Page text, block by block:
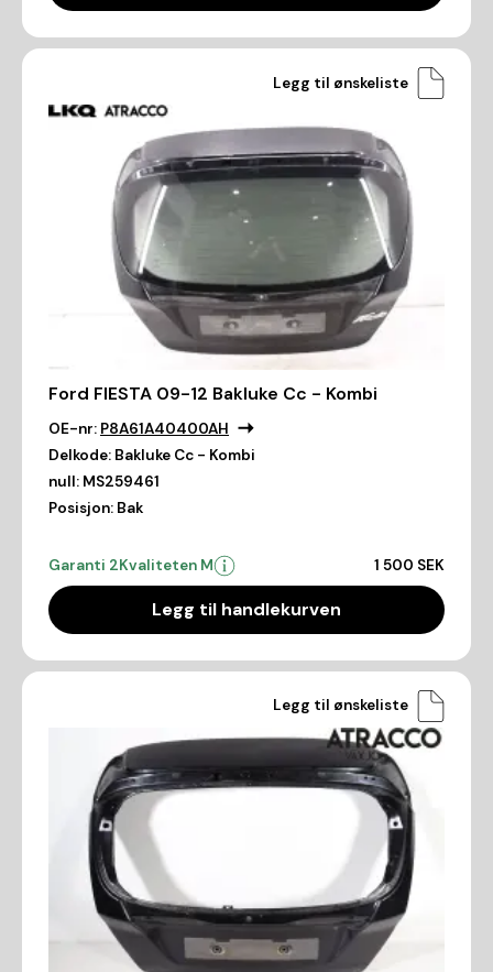
Legg til ønskeliste
Ford FIESTA 09-12 Bakluke Cc - Kombi
OE-nr: P8A61A40400AH
Delkode: Bakluke Cc - Kombi
null: MS259461
Posisjon: Bak
Garanti 2Kvaliteten M 1 500 SEK
Legg til handlekurven
Legg til ønskeliste